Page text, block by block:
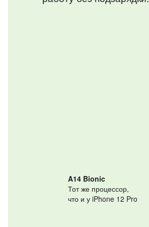
A14 Bionic
Тот же процессор,
что и у iPhone 12 Pro